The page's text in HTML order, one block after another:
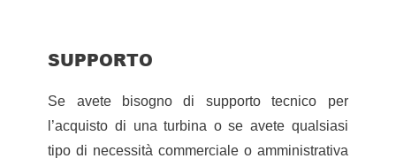
SUPPORTO
Se avete bisogno di supporto tecnico per
l’acquisto di una turbina o se avete qualsiasi
tipo di necessità commerciale o amministrativa